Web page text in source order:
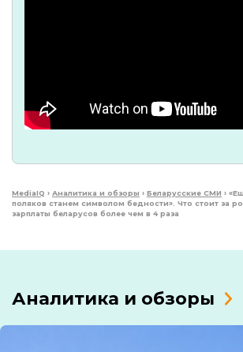
MediaIQ › Аналитика и обзоры › Беларусские СМИ ›
поляков станем символом бедности». Что стоит за
зарплаты беларусов более чем в 4 раза
Аналитика и обзоры